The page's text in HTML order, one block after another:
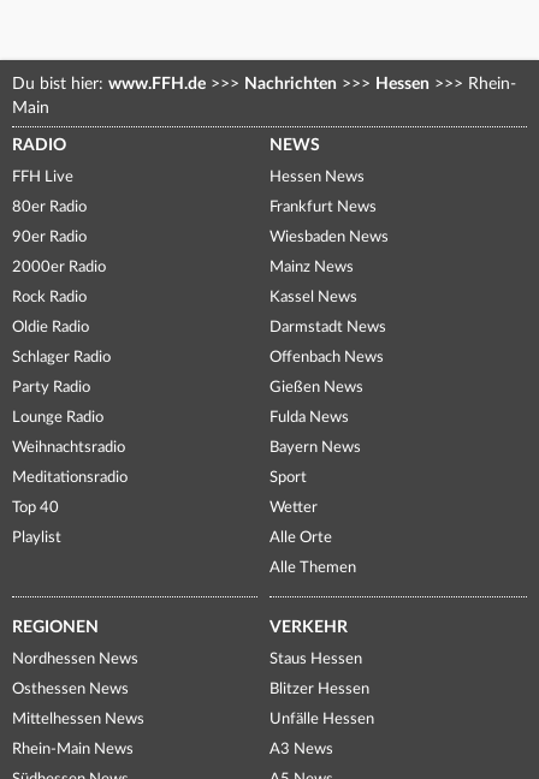
Du bist hier: www.FFH.de >>> Nachrichten >>> Hessen >>> Rhein-
Main
RADIO
FFH Live
80er Radio
90er Radio
2000er Radio
Rock Radio
Oldie Radio
Schlager Radio
Party Radio
Lounge Radio
Weihnachtsradio
Meditationsradio
Top 40
Playlist
NEWS
Hessen News
Frankfurt News
Wiesbaden News
Mainz News
Kassel News
Darmstadt News
Offenbach News
Gießen News
Fulda News
Bayern News
Sport
Wetter
Alle Orte
Alle Themen
REGIONEN
Nordhessen News
Osthessen News
Mittelhessen News
Rhein-Main News
VERKEHR
Staus Hessen
Blitzer Hessen
Unfälle Hessen
A3 News